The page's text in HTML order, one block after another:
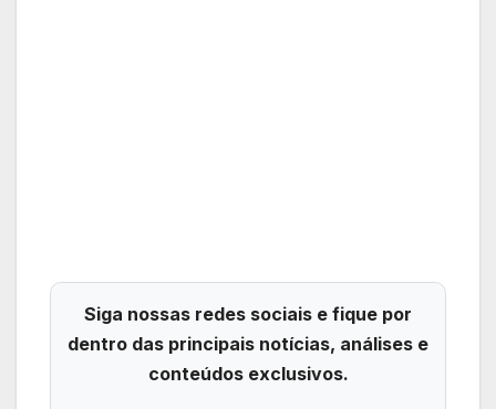
Siga nossas redes sociais e fique por
dentro das principais notícias, análises e
conteúdos exclusivos.